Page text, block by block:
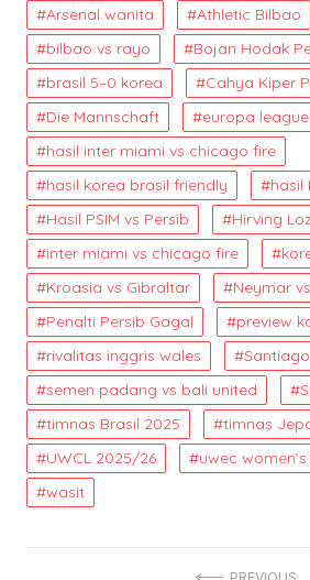
Arsenal wanita
Athletic Bilbao
bilbao vs rayo
Bojan Hodak
brasil 5–0 korea
Cahya Kiper
Die Mannschaft
europa
hasil inter miami vs chicago fire
hasil korea brasil friendly
hasil
Hasil PSIM vs Persib
Hirving
inter miami vs chicago fire
Kroasia vs Gibraltar
Neymar
Penalti Persib Gagal
preview
rivalitas inggris wales
semen padang vs bali united
timnas Brasil 2025
timnas
UWCL 2025/26
uwec
wasit